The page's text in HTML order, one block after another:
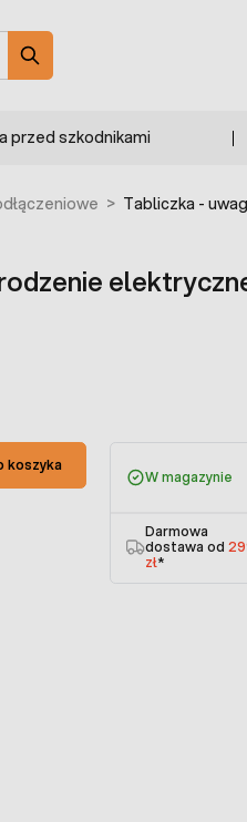
przed szkodnikami
> Tabliczka -
koszyka
W magazynie
Darmowa
dostawa od
zł*